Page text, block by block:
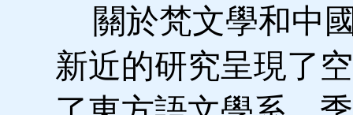
關於梵文學和中
新近的研究呈現了